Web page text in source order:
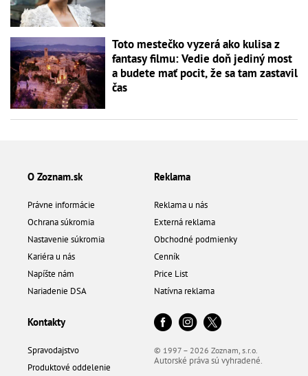
Toto mestečko vyzerá ako kulisa z
fantasy filmu: Vedie doň jediný most
a budete mať pocit, že sa tam zastavil
čas
O Zoznam.sk
Právne informácie
Ochrana súkromia
Nastavenie súkromia
Kariéra u nás
Napíšte nám
Nariadenie DSA
Reklama
Reklama u nás
Externá reklama
Obchodné podmienky
Cenník
Price List
Natívna reklama
Kontakty
Spravodajstvo
Produktové oddelenie
© 1997 – 2026 Zoznam, s.r.o.
Autorské práva sú vyhradené.